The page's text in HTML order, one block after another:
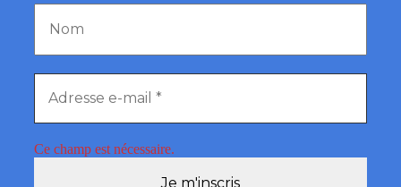
Ce champ est nécessaire.